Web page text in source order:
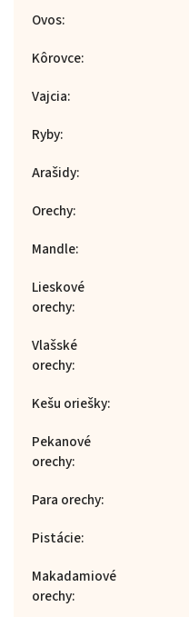
Ovos:
Kôrovce:
Vajcia:
Ryby:
Arašidy:
Orechy:
Mandle:
Lieskové
orechy:
Vlašské
orechy:
Kešu oriešky:
Pekanové
orechy:
Para orechy:
Pistácie:
Makadamiové
orechy: